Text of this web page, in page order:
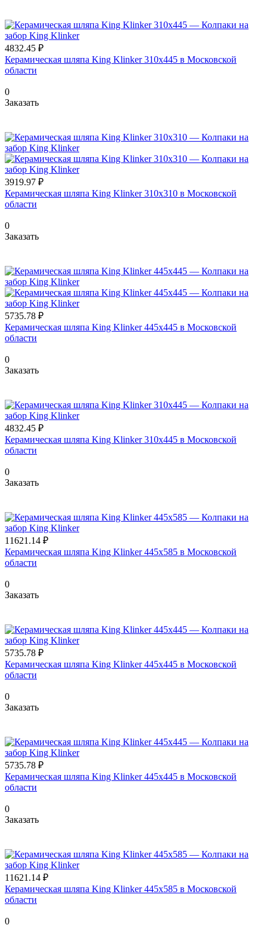
4832.45 ₽
Керамическая шляпа King Klinker 310х445 в Московской
области
0
Заказать
3919.97 ₽
Керамическая шляпа King Klinker 310х310 в Московской
области
0
Заказать
5735.78 ₽
Керамическая шляпа King Klinker 445х445 в Московской
области
0
Заказать
4832.45 ₽
Керамическая шляпа King Klinker 310х445 в Московской
области
0
Заказать
11621.14 ₽
Керамическая шляпа King Klinker 445х585 в Московской
области
0
Заказать
5735.78 ₽
Керамическая шляпа King Klinker 445х445 в Московской
области
0
Заказать
5735.78 ₽
Керамическая шляпа King Klinker 445х445 в Московской
области
0
Заказать
11621.14 ₽
Керамическая шляпа King Klinker 445х585 в Московской
области
0